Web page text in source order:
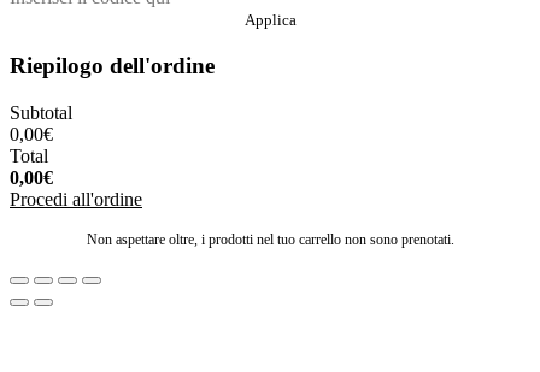
Applica
Riepilogo dell'ordine
Subtotal
0,00€
Total
0,00€
Procedi all'ordine
Non aspettare oltre, i prodotti nel tuo carrello non sono prenotati.